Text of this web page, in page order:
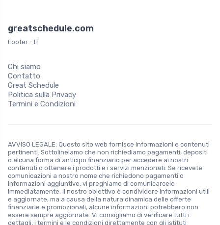
greatschedule.com
Footer - IT
Chi siamo
Contatto
Great Schedule
Politica sulla Privacy
Termini e Condizioni
AVVISO LEGALE: Questo sito web fornisce informazioni e contenuti
pertinenti. Sottolineiamo che non richiediamo pagamenti, depositi
o alcuna forma di anticipo finanziario per accedere ai nostri
contenuti o ottenere i prodotti e i servizi menzionati. Se ricevete
comunicazioni a nostro nome che richiedono pagamenti o
informazioni aggiuntive, vi preghiamo di comunicarcelo
immediatamente. Il nostro obiettivo è condividere informazioni utili
e aggiornate, ma a causa della natura dinamica delle offerte
finanziarie e promozionali, alcune informazioni potrebbero non
essere sempre aggiornate. Vi consigliamo di verificare tutti i
dettagli, i termini e le condizioni direttamente con gli istituti